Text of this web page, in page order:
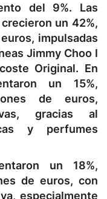
del 9%. Las
un 42%,
impulsadas
Jimmy Choo I
Original. En
un 15%,
de euros,
gracias al
y perfumes
un 18%,
de euros, con
especialmente